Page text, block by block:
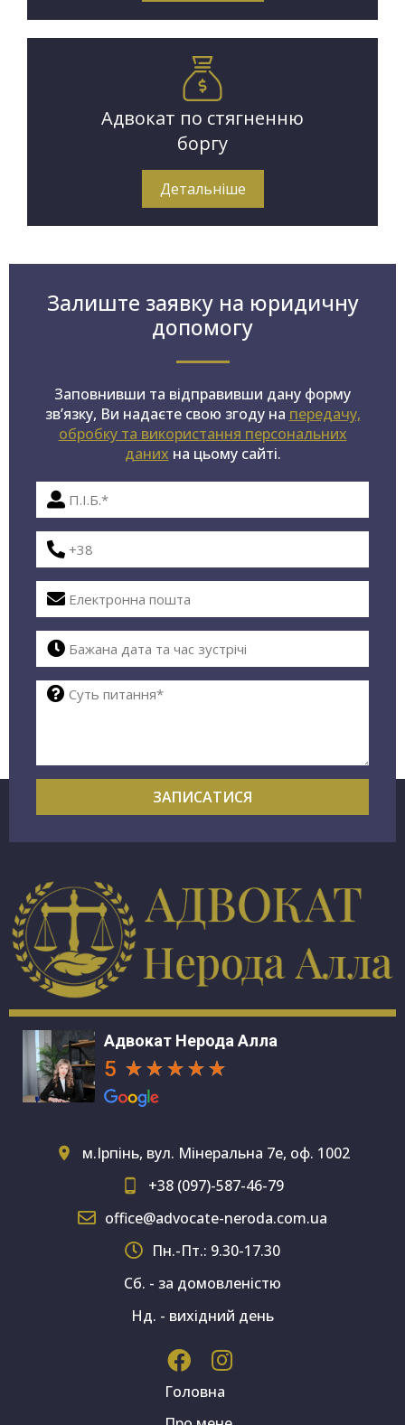
Адвокат по стягненню
боргу
Детальніше
Залиште заявку на юридичну
допомогу
Заповнивши та відправивши дану форму
зв’язку, Ви надаєте свою згоду на передачу,
обробку та використання персональних
даних на цьому сайті.
ЗАПИСАТИСЯ
Адвокат Нерода Алла
5
м.Ірпінь, вул. Мінеральна 7е, оф. 1002
+38 (097)-587-46-79
office@advocate-neroda.com.ua
Пн.-Пт.: 9.30-17.30
Сб. - за домовленістю
Нд. - вихідний день
Головна